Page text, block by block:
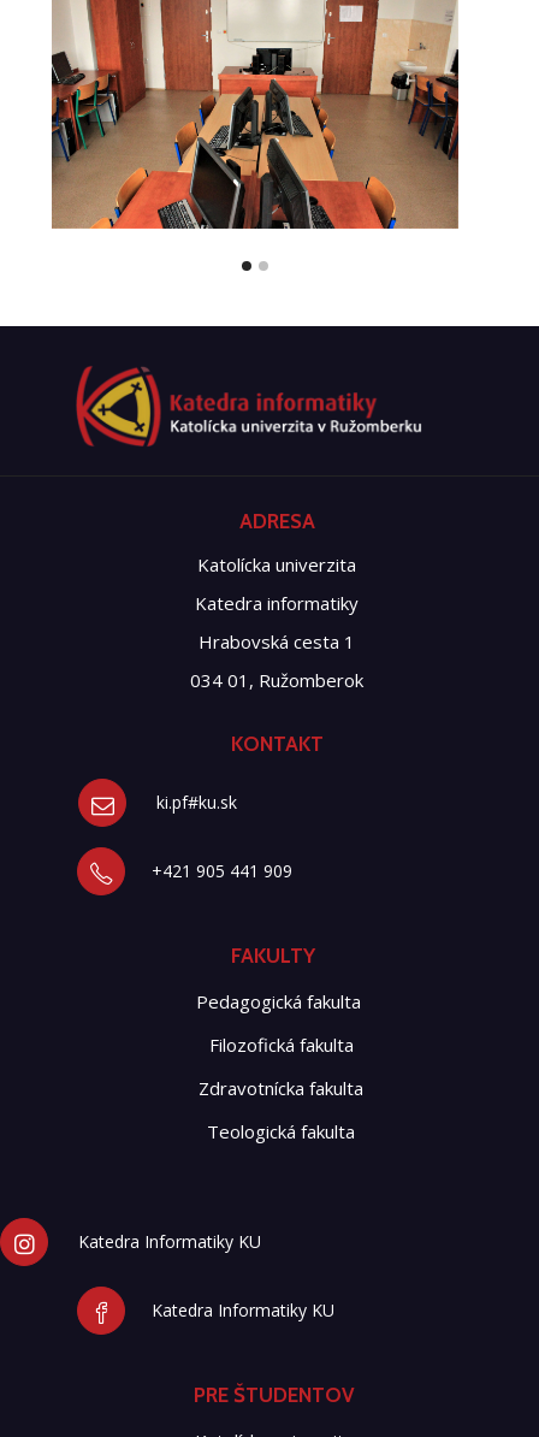
ADRESA
Katolícka univerzita
Katedra informatiky
Hrabovská cesta 1
034 01, Ružomberok
KONTAKT
ki.pf#ku.sk
+421 905 441 909
FAKULTY
Pedagogická fakulta
Filozofická fakulta
Zdravotnícka fakulta
Teologická fakulta
Katedra Informatiky KU
Katedra Informatiky KU
PRE ŠTUDENTOV